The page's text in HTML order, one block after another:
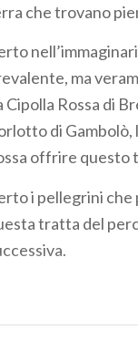
che trovano
ma
Cipolla Rossa di
di Gambolò,
offrire questo
i pellegrini
tratta del